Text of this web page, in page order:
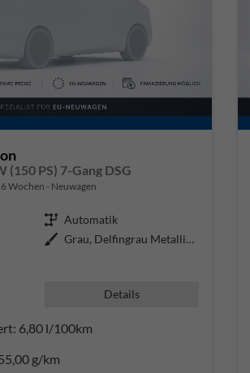
(150 PS) 7-Gang DSG
6 Wochen Neuwagen
Getriebe Automatik
Außenfarbe
Grau, Delfingrau Metallic (B0)
Details
6,80 l/100km
g/km